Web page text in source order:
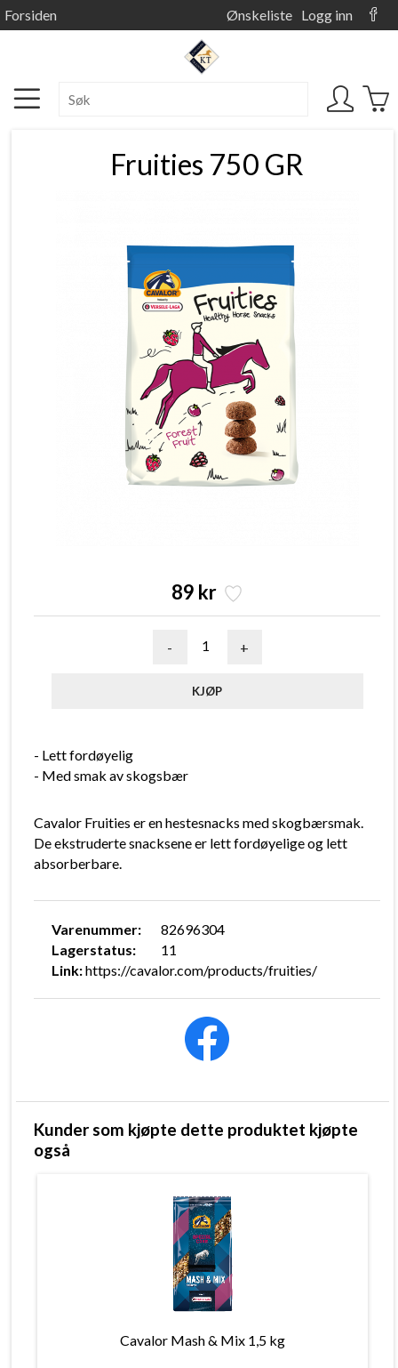
Forsiden Ønskeliste Logg inn
Fruities 750 GR
89 kr
- +
Varenummer:
82696304
Lagerstatus:
11
Link:https://cavalor.com/products/fruities/
- Lett fordøyelig
- Med smak av skogsbær
Cavalor Fruities er en hestesnacks med skogbærsmak.
De ekstruderte snacksene er lett fordøyelige og lett
absorberbare.
Kunder som kjøpte dette produktet kjøpte
også
Cavalor Mash & Mix 1,5 kg